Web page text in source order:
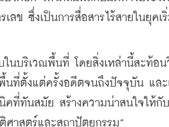
เลข ซึ่งเป็นการสื่อสารไร้สายในยุ
ริเวณพื้นที่ โดยสิ่งเหล่านี้สะท้อน
ที่ตั้งแต่ครั้งอดีตจนถึงปัจจุบัน และ
คที่ทันสมัย สร้างความน่าสนใจให้
าสตร์และสถาปัตยกรรม”